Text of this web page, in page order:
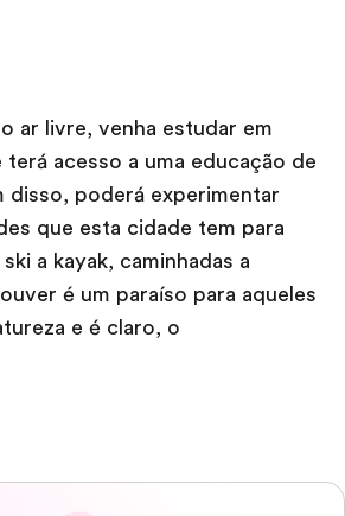
ar livre, venha estudar em
acesso a uma educação de
disso, poderá experimentar
que esta cidade tem para
a kayak, caminhadas a
é um paraíso para aqueles
e é claro, o